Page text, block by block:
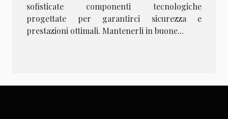
sofisticate componenti tecnologiche
progettate per garantirci sicurezza e
prestazioni ottimali. Mantenerli in buone...